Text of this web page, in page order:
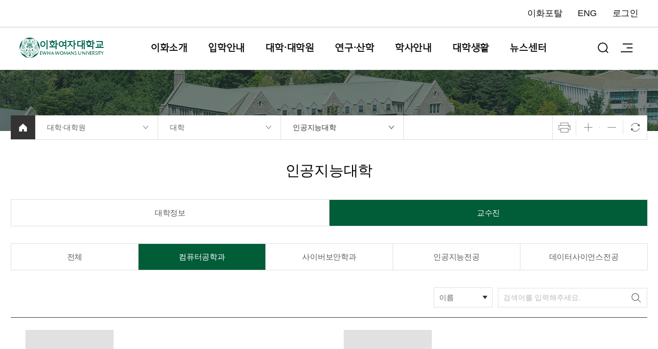
이화포탈 ENG 로그인
이화여자대학교
EWHA WOMANS UNIVERSITY
이화소개 입학안내 대학·대학원 연구·산학 학사안내 대학생활 뉴스센터
대학·대학원 대학 인공지능대학
인공지능대학
대학정보 교수진
전체 컴퓨터공학과 사이버보안학과 인공지능전공 데이터사이언스전공
이름